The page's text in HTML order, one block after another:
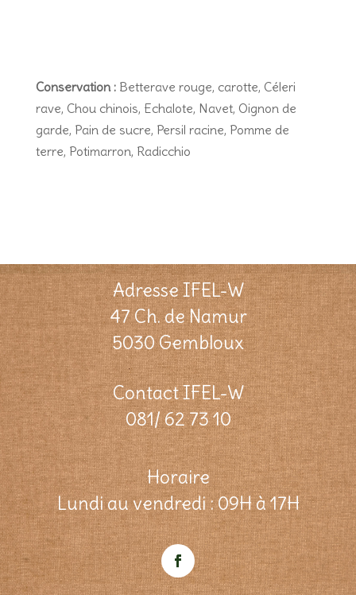
Conservation : Betterave rouge, carotte, Céleri
rave, Chou chinois, Echalote, Navet, Oignon de
garde, Pain de sucre, Persil racine, Pomme de
terre, Potimarron, Radicchio
Adresse IFEL-W
47 Ch. de Namur
5030 Gembloux
Contact IFEL-W
081/ 62 73 10
Horaire
Lundi au vendredi : 09H à 17H